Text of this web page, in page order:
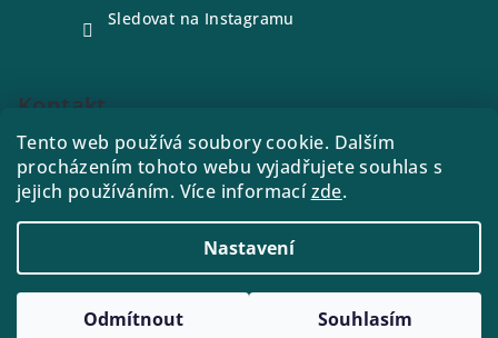
Tento web používá soubory cookie. Dalším
procházením tohoto webu vyjadřujete souhlas s
jejich používáním. Více informacízde.
Nastavení
Odmítnout Souhlasím
Sledovat na Instagramu
Kontakt
e-shop @ drink21.cz
773288221
. Všechna práva vyhrazena.